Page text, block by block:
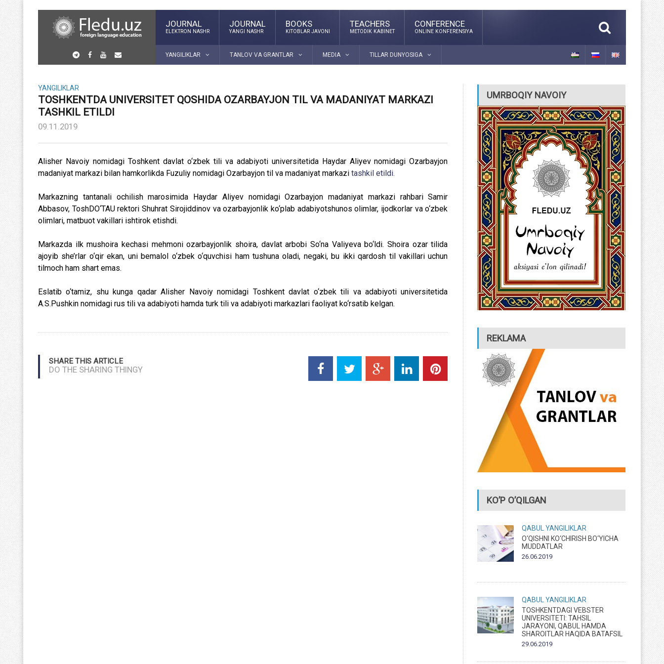
JOURNAL
ELEKTRON NASHR
JOURNAL
YANGI NASHR
BOOKS
KITOBLAR JAVONI
TEACHERS
METODIK KABINET
CONFERENCE
ONLINE KONFERENSIYA
YANGILIKLAR TANLOV VA GRANTLAR MEDIA TILLAR DUNYOSIGA
YANGILIKLAR
TOSHKENTDA UNIVERSITET QOSHIDA OZARBAYJON TIL VA MADANIYAT MARKAZI
TASHKIL ETILDI
09.11.2019
Alisher Navoiy nomidagi Toshkent davlat o‘zbek tili va adabiyoti universitetida Haydar Aliyev nomidagi Ozarbayjon
madaniyat markazi bilan hamkorlikda Fuzuliy nomidagi Ozarbayjon til va madaniyat markazi tashkil etildi.
Markazning tantanali ochilish marosimida Haydar Aliyev nomidagi Ozarbayjon madaniyat markazi rahbari Samir
Abbasov, ToshDO‘TAU rektori Shuhrat Sirojiddinov va ozarbayjonlik ko‘plab adabiyotshunos olimlar, ijodkorlar va o‘zbek
olimlari, matbuot vakillari ishtirok etishdi.
Markazda ilk mushoira kechasi mehmoni ozarbayjonlik shoira, davlat arbobi So‘na Valiyeva bo‘ldi. Shoira ozar tilida
ajoyib she’rlar o‘qir ekan, uni bemalol o‘zbek o‘quvchisi ham tushuna oladi, negaki, bu ikki qardosh til vakillari uchun
tilmoch ham shart emas.
Eslatib o‘tamiz, shu kunga qadar Alisher Navoiy nomidagi Toshkent davlat o‘zbek tili va adabiyoti universitetida
A.S.Pushkin nomidagi rus tili va adabiyoti hamda turk tili va adabiyoti markazlari faoliyat ko‘rsatib kelgan.
SHARE THIS ARTICLE
DO THE SHARING THINGY
UMRBOQIY NAVOIY
REKLAMA
KO’P O’QILGAN
QABUL
YANGILIKLAR
O‘QISHNI KO‘CHIRISH BO‘YICHA
MUDDATLAR
26.06.2019
QABUL
YANGILIKLAR
TOSHKENTDAGI VEBSTER
UNIVERSITETI: TAHSIL
JARAYONI, QABUL HAMDA
SHAROITLAR HAQIDA BATAFSIL
29.06.2019